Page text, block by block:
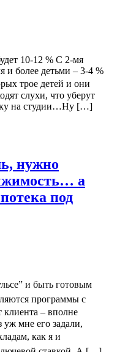
10-12 % С 2-мя
и более детьми – 3-4 %
трое детей и они
слухи, что уберут
на студии…Ну […]
нужно
а
под
и быть готовым
программы с
клиента – вполне
мне его задали,
как я и